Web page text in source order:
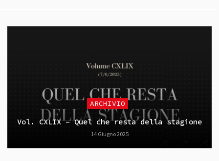
ARCHIVIO
Vol. CXLIX – Quel che resta della stagione
14 Giugno 2025